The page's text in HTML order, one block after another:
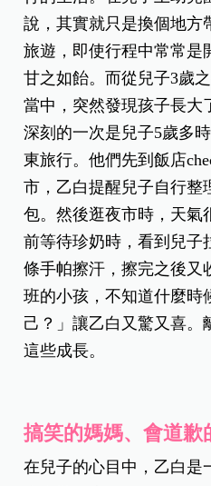
說，其實就只是換個地方
旅遊，即使行程中常常是
甘之如飴。而從兒子3歲
當中，突然發現孩子長大
深刻的一次是兒子5歲多
東旅行。他們先到飯店
市，乙白提醒兒子自行整
包。然後逛夜市時，天氣
前等待珍奶時，看到兒子
條手帕擦汗，擦完之後又
班的小孩，不知道什麼時
己？」讓乙白又驚又喜。
這些成長。
搞笑的媽媽、會道歉
在兒子的心目中，乙白是